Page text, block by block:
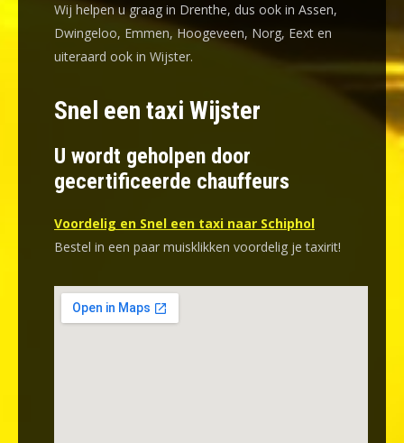
Wij helpen u graag in Drenthe, dus ook in Assen,
Dwingeloo, Emmen, Hoogeveen, Norg, Eext en
uiteraard ook in Wijster.
Snel een taxi Wijster
U wordt geholpen door
gecertificeerde chauffeurs
Voordelig en Snel een taxi naar Schiphol
Bestel in een paar muisklikken voordelig je taxirit!